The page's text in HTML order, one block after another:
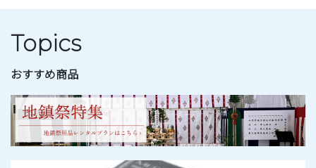
Topics
おすすめ商品